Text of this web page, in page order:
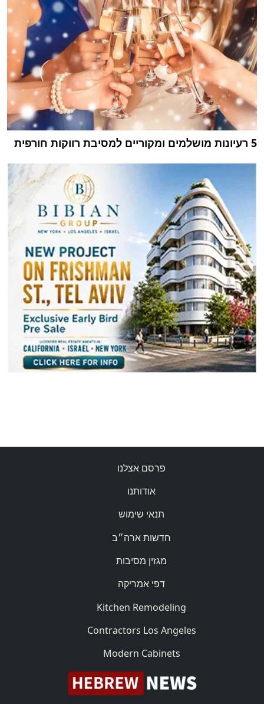
5 רעיונות מושלמים ומקוריים למסיבת רווקות חורפית
פרסם אצלנו
אודותנו
תנאי שימוש
חדשות ארה״ב
מגזין מסיבות
דפי אמריקה
Kitchen Remodeling
Contractors Los Angeles
Modern Cabinets